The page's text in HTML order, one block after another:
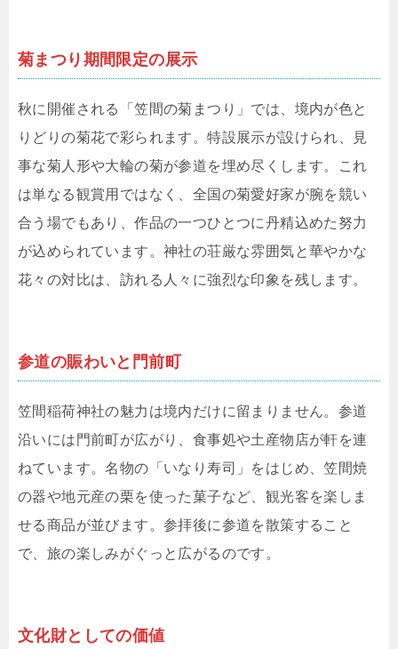
菊まつり期間限定の展示
秋に開催される「笠間の菊まつり」では、境内が色と
りどりの菊花で彩られます。特設展示が設けられ、見
事な菊人形や大輪の菊が参道を埋め尽くします。これ
は単なる観賞用ではなく、全国の菊愛好家が腕を競い
合う場でもあり、作品の一つひとつに丹精込めた努力
が込められています。神社の荘厳な雰囲気と華やかな
花々の対比は、訪れる人々に強烈な印象を残します。
参道の賑わいと門前町
笠間稲荷神社の魅力は境内だけに留まりません。参道
沿いには門前町が広がり、食事処や土産物店が軒を連
ねています。名物の「いなり寿司」をはじめ、笠間焼
の器や地元産の栗を使った菓子など、観光客を楽しま
せる商品が並びます。参拝後に参道を散策すること
で、旅の楽しみがぐっと広がるのです。
文化財としての価値